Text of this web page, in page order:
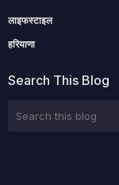
लाइफस्टाइल
हरियाणा
Search This Blog